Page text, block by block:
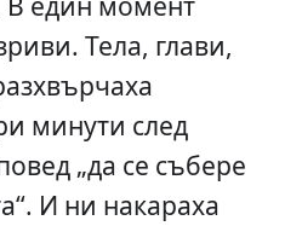
Тела, глави,
минути след
„да се събере
И ни накараха